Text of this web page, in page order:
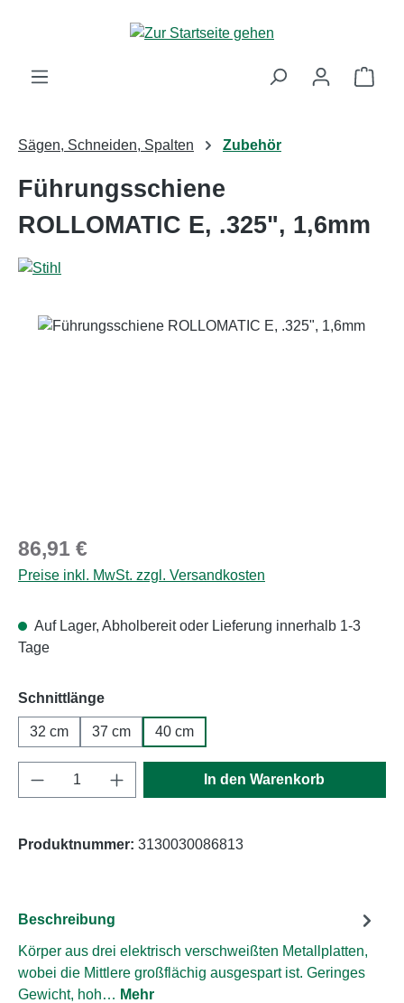
Zum Hauptinhalt springen
Sägen, Schneiden, Spalten Zubehör
Führungsschiene
ROLLOMATIC E, .325", 1,6mm
Regulärer Preis:
86,91 €
Preise inkl. MwSt. zzgl. Versandkosten
Auf Lager, Abholbereit oder Lieferung innerhalb 1-3
Tage
Schnittlängeauswählen
32 cm 37 cm 40 cm
Produkt Anzahl: Gib den gewünschten
In den Warenkorb
Produktnummer: 3130030086813
Beschreibung
Körper aus drei elektrisch verschweißten Metallplatten,
wobei die Mittlere großflächig ausgespart ist. Geringes
Gewicht, hoh… Mehr